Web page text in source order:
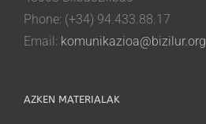
Phone: (+34) 94.433.88.17
Email: komunikazioa@bizilur.org
AZKEN MATERIALAK